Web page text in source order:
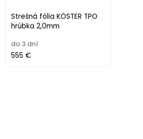
Strešná fólia KÖSTER TPO
hrúbka 2,0mm
do 3 dní
555 €